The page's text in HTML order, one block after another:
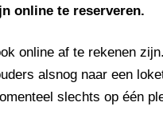
online te reserveren.
online af te rekenen
alsnog naar een
slechts op één